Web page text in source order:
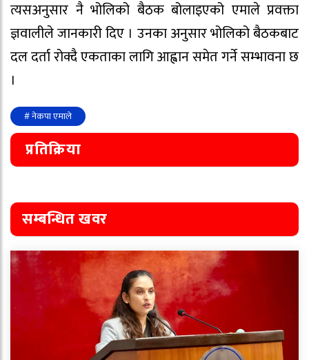
त्यसअनुसार नै भोलिको बैठक बोलाइएको एमाले प्रवक्ता
ज्ञवालीले जानकारी दिए । उनका अनुसार भोलिको बैठकबाट
दल दर्ता रोक्दै एकताका लागि आह्वान समेत गर्ने सम्भावना छ
।
# नेकपा एमाले
प्रतिक्रिया
सम्बन्धित खवर